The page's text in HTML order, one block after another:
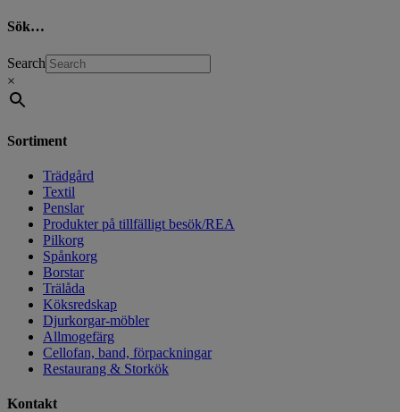
Sök…
Search
×
Sortiment
Trädgård
Textil
Penslar
Produkter på tillfälligt besök/REA
Pilkorg
Spånkorg
Borstar
Trälåda
Köksredskap
Djurkorgar-möbler
Allmogefärg
Cellofan, band, förpackningar
Restaurang & Storkök
Kontakt